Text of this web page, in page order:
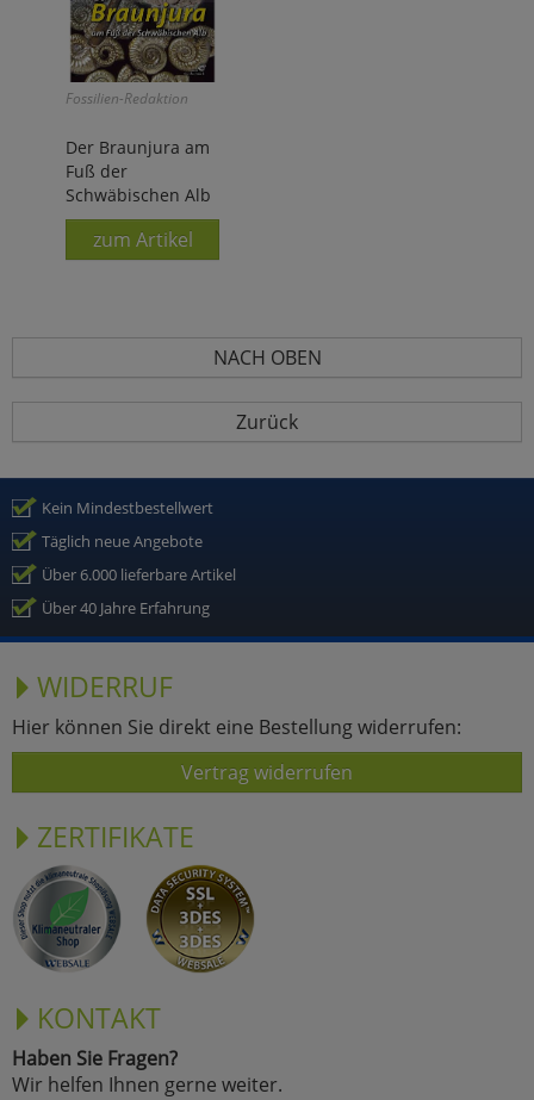
Fossilien-Redaktion
Der Braunjura am
Fuß der
Schwäbischen Alb
zum Artikel
NACH OBEN
Zurück
Kein Mindestbestellwert
Täglich neue Angebote
Über 6.000 lieferbare Artikel
Über 40 Jahre Erfahrung
WIDERRUF
Hier können Sie direkt eine Bestellung widerrufen:
Vertrag widerrufen
ZERTIFIKATE
KONTAKT
Haben Sie Fragen?
Wir helfen Ihnen gerne weiter.